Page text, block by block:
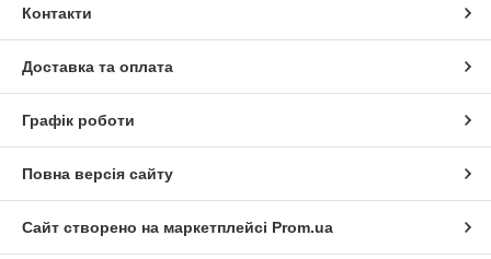
Ці ліжка стануть одним з кращих виборів для сімей з
Найкращі пропозиції цих ліжок можна знайти в розділі
Контакти
Доставка та оплата
Графік роботи
Повна версія сайту
Сайт створено на маркетплейсі Prom.ua